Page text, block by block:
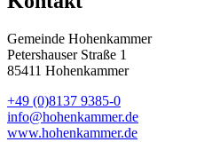
Gemeinde Hohenkammer
Petershauser Straße 1
85411 Hohenkammer
+49 (0)8137 9385-0
info@hohenkammer.de
www.hohenkammer.de